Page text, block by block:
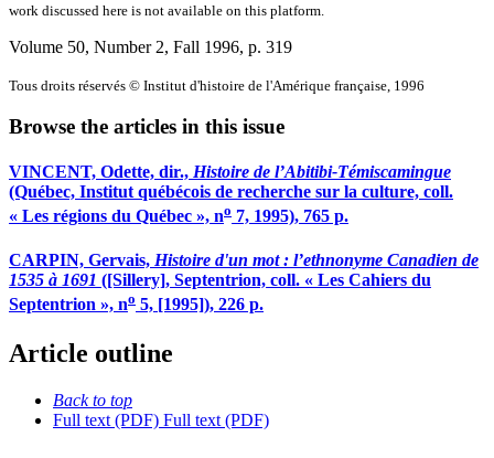
work discussed here is not available on this platform.
Volume 50, Number 2, Fall 1996, p. 319
Tous droits réservés © Institut d'histoire de l'Amérique française, 1996
Browse the articles in this issue
VINCENT, Odette, dir., Histoire de l’Abitibi-Témiscamingue
(Québec, Institut québécois de recherche sur la culture, coll.
« Les régions du Québec », no 7, 1995), 765 p.
CARPIN, Gervais, Histoire d'un mot : l’ethnonyme Canadien de
1535 à 1691 ([Sillery], Septentrion, coll. « Les Cahiers du
Septentrion », no 5, [1995]), 226 p.
Article outline
Back to top
Full text (PDF) Full text (PDF)